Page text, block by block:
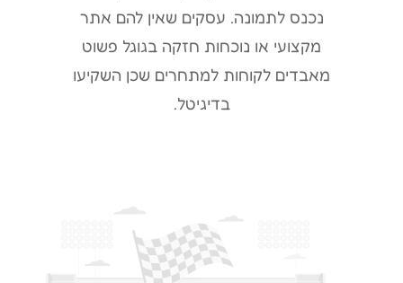
נכנס לתמונה. עסקים שאין להם אתר
מקצועי או נוכחות חזקה בגוגל פשוט
מאבדים לקוחות למתחרים שכן השקיעו
בדיגיטל.